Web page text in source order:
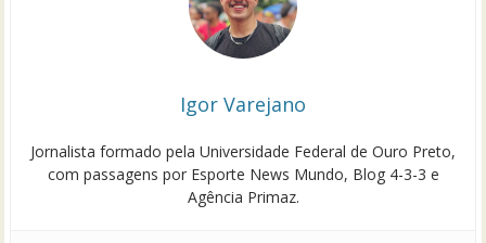
Igor Varejano
Jornalista formado pela Universidade Federal de Ouro Preto,
com passagens por Esporte News Mundo, Blog 4-3-3 e
Agência Primaz.